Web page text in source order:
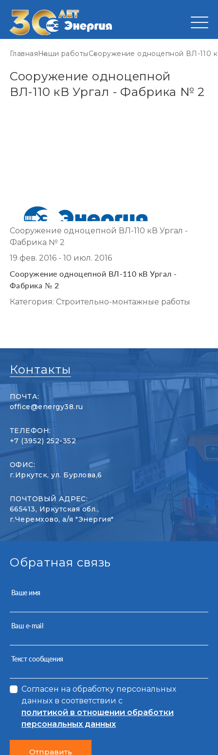
ГлавнаяНаши работыСооружение одноцепной ВЛ-110
Сооружение одноцепной
ВЛ-110 кВ Ургал - Фабрика № 2
Сооружение одноцепной ВЛ-110 кВ Ургал -
Фабрика № 2
19 фев. 2016 - 10 июл. 2016
Сооружение одноцепной ВЛ-110 кВ Ургал -
Фабрика № 2
Категория: Строительно-монтажные работы
Контакты
ПОЧТА:
office@energy38.ru
ТЕЛЕФОН:
+7 (3952) 252-352
ОФИС:
г.Иркутск, ул. Бурлова,6
ПОЧТОВЫЙ АДРЕС:
665413, Иркутская обл.,
г.Черемхово, а/я "Энергия"
Обратная связь
Ваше имя
Ваш e-mail
Текст сообщения
Согласен на обработку персональных
данных в соответствии с
политикой в отношении обработки
персональных данных
Отправить